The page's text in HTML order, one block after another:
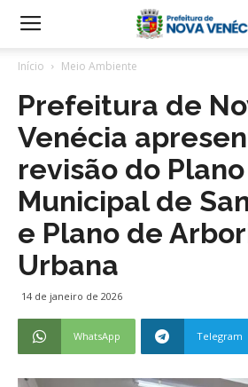
Início Meio Ambiente
Prefeitura de
Venécia
revisão do Plano
Municipal de
e Plano de
Urbana
14 de janeiro de 2026
WhatsApp Telegram